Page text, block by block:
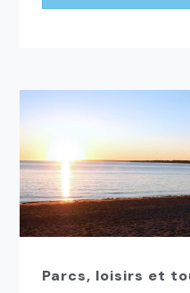
Parcs, loisirs et